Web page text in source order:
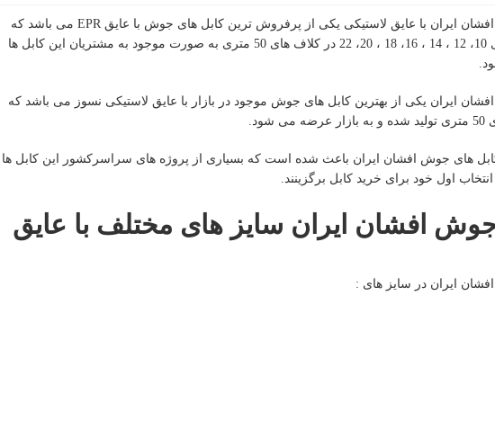
کابل جوش افشان ایران با عایق لاستیکی یکی از پرفروش ترین کابل های جوش با عایق EPR می باشد که
در سایز های 10، 12 ، 14 ، 16، 18 ، 20، 22 در کلاف های 50 متری به صورت موجود به مشتریان این کابل ها
ایران یکی از بهترین کابل های جوش موجود در بازار با عایق لاستیکی نسوز می باشد که
شود.
کابل های جوش افشان ایران باعث شده است که بسیاری از پروژه های سراسرکشور این کابل ها
انتخاب اول خود برای خرید کابل برگزینند.
افشان ایران سایز های مختلف با عایق
ایران در سایز های :